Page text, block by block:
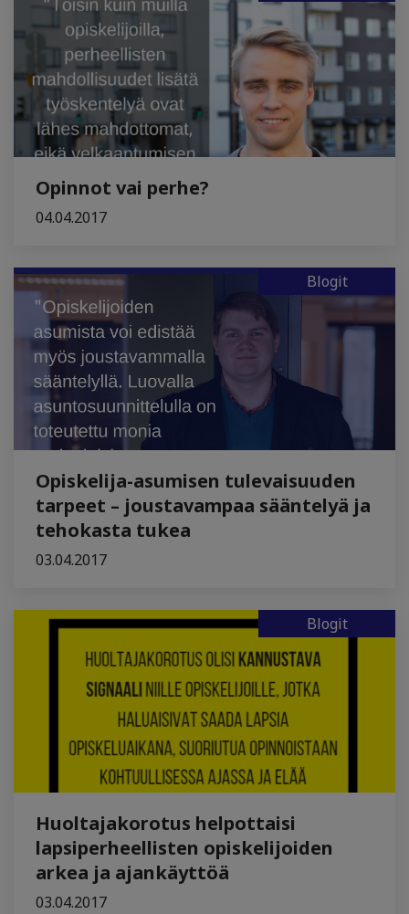
Opinnot vai perhe?
04.04.2017
Blogit
Opiskelija-asumisen tulevaisuuden
tarpeet – joustavampaa sääntelyä ja
tehokasta tukea
03.04.2017
Blogit
Huoltajakorotus helpottaisi
lapsiperheellisten opiskelijoiden
arkea ja ajankäyttöä
03.04.2017